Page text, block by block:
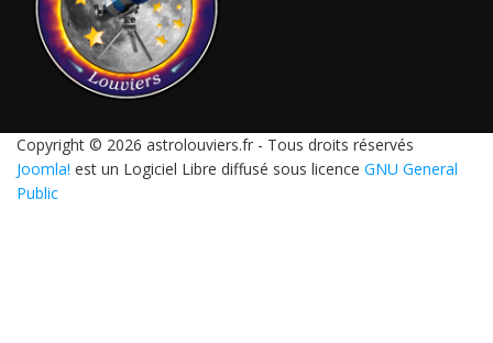
Copyright © 2026 astrolouviers.fr - Tous droits réservés
Joomla! est un Logiciel Libre diffusé sous licence GNU General
Public